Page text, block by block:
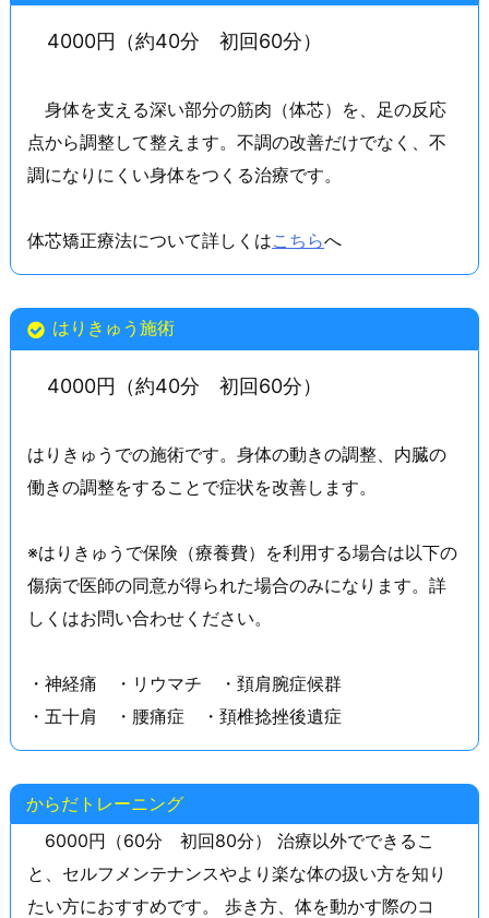
4000円（約40分 初回60分）
身体を支える深い部分の筋肉（体芯）を、足の反応
点から調整して整えます。不調の改善だけでなく、不
調になりにくい身体をつくる治療です。
体芯矯正療法について詳しくはこちらへ
はりきゅう施術
4000円（約40分 初回60分）
はりきゅうでの施術です。身体の動きの調整、内臓の
働きの調整をすることで症状を改善します。
※はりきゅうで保険（療養費）を利用する場合は以下の
傷病で医師の同意が得られた場合のみになります。詳
しくはお問い合わせください。
・神経痛 ・リウマチ ・頚肩腕症候群
・五十肩 ・腰痛症 ・頚椎捻挫後遺症
からだトレーニング
6000円（60分 初回80分） 治療以外でできるこ
と、セルフメンテナンスやより楽な体の扱い方を知り
たい方におすすめです。 歩き方、体を動かす際のコ